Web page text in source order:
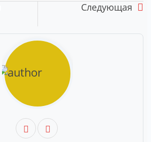
Следующая